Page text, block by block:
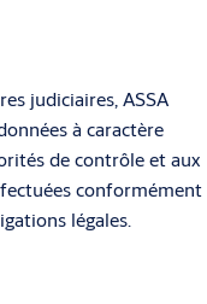
judiciaires, ASSA
à caractère
de contrôle et aux
conformément
légales.